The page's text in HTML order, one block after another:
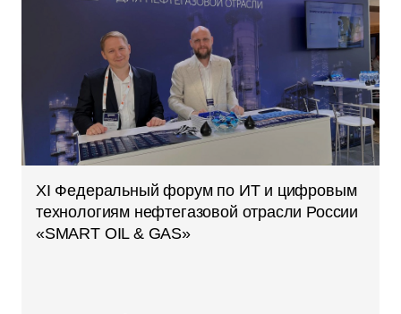
XI Федеральный форум по ИТ и цифровым
технологиям нефтегазовой отрасли России
«SMART OIL & GAS»